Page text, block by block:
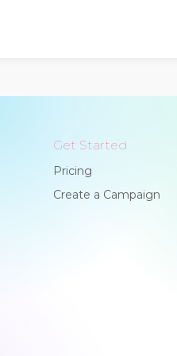
Get Started
Pricing
Create a Campaign